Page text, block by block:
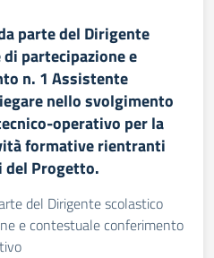
parte del Dirigente
partecipazione e
n. 1 Assistente
nello svolgimento
operativo per la
formative rientranti
del Progetto.
del Dirigente scolastico
e contestuale conferimento